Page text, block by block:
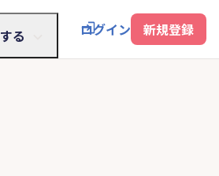
る ログイン 新規登録